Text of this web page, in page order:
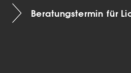
Beratungstermin für